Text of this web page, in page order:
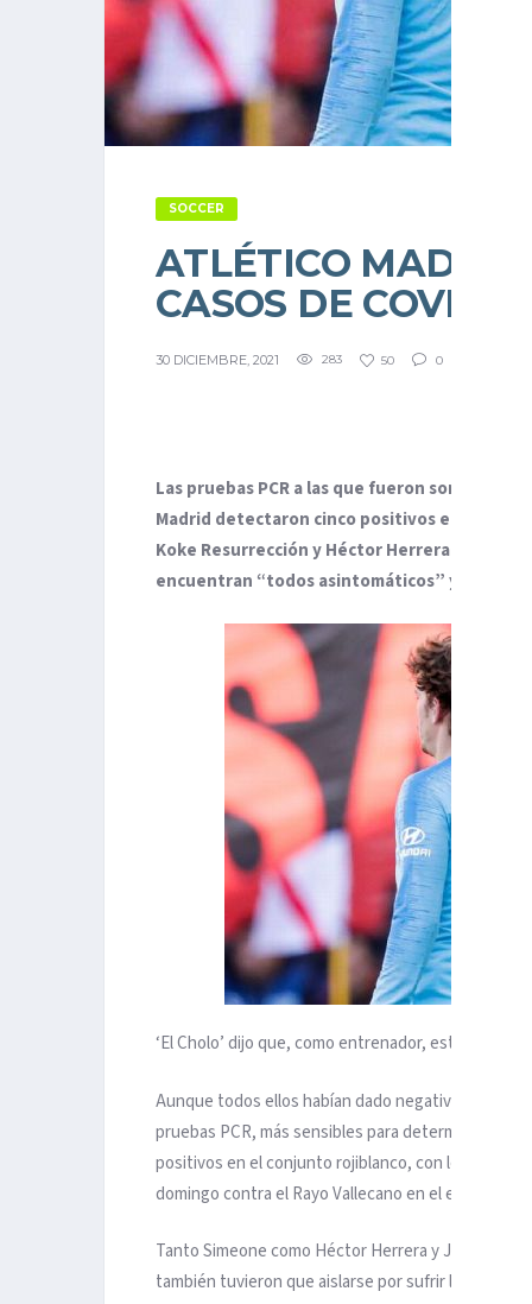
SOCCER
ATLÉTICO MADRID
CASOS DE COVID
30 DICIEMBRE, 2021 283 50 0
Las pruebas PCR a las que fueron sometidos
Madrid detectaron cinco positivos en Covid-
Koke Resurrección y Héctor Herrera y los
encuentran “todos asintomáticos” y
‘El Cholo’ dijo que, como entrenador, está
Aunque todos ellos habían dado negativo en los
pruebas PCR, más sensibles para determinar si
positivos en el conjunto rojiblanco, con lo que
domingo contra el Rayo Vallecano en el estadio
Tanto Simeone como Héctor Herrera y Joao Félix
también tuvieron que aislarse por sufrir la Covid-19.